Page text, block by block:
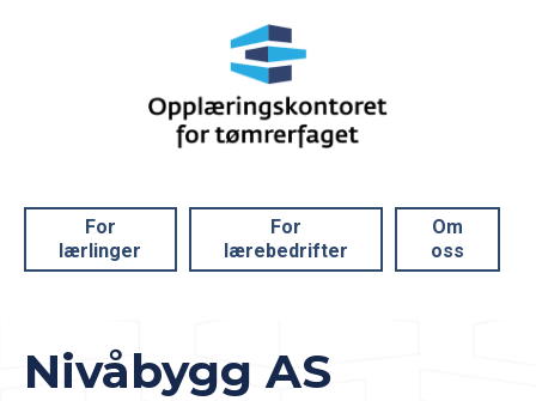
For
lærlinger
For
lærebedrifter
Om
oss
Nivåbygg AS